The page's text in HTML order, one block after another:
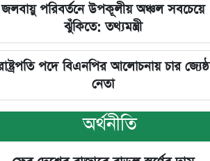
জলবায়ু পরিবর্তনে উপকূলীয় অঞ্চল সবচেয়ে
ঝুঁকিতে: তথ্যমন্ত্রী
পদে বিএনপির আলোচনায় চার জ্যেষ্ঠ
নেতা
অর্থনীতি